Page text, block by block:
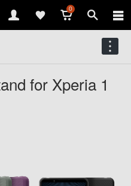
0
for Xperia 1